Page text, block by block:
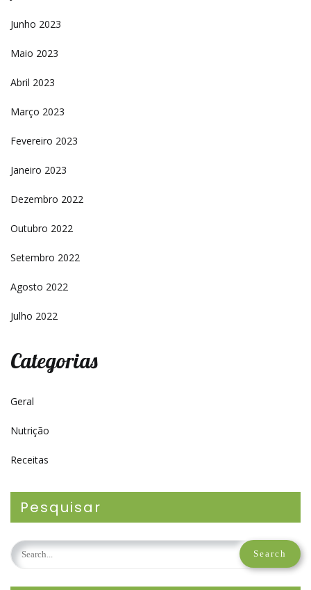
Junho 2023
Maio 2023
Abril 2023
Março 2023
Fevereiro 2023
Janeiro 2023
Dezembro 2022
Outubro 2022
Setembro 2022
Agosto 2022
Julho 2022
Categorias
Geral
Nutrição
Receitas
Pesquisar